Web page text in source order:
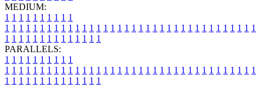
MEDIUM:
1 1 1 1 1 1 1 1 1 1
1 1 1 1 1 1 1 1 1 1 1 1 1 1 1 1 1 1 1 1 1 1 1 1 1 1 1 1 1 1 1 1 1 1 1 1
1 1 1 1 1 1 1 1 1 1 1 1 1 1
PARALLELS:
1 1 1 1 1 1 1 1 1 1
1 1 1 1 1 1 1 1 1 1 1 1 1 1 1 1 1 1 1 1 1 1 1 1 1 1 1 1 1 1 1 1 1 1 1 1
1 1 1 1 1 1 1 1 1 1 1 1 1 1